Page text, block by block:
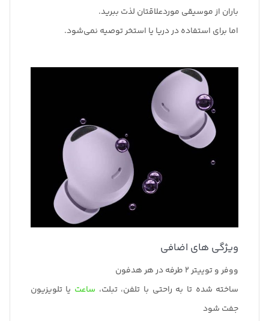
باران از موسیقی موردعلاقتان لذت ببرید.
اما برای استفاده در دریا یا استخر توصیه نمی‌شود.
ویژگی های اضافی
ووفر و توییتر 2 طرفه در هر هدفون
ساخته شده تا به راحتی با تلفن، تبلت، ساعت یا تلویزیون
جفت شود